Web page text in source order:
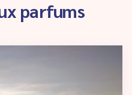
parfums